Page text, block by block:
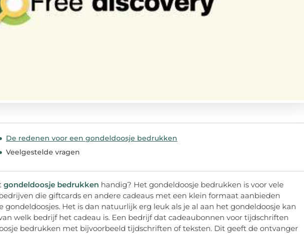
De redenen voor een gondeldoosje bedrukken
Veelgestelde vragen
gondeldoosje bedrukken handig? Het gondeldoosje bedrukken is voor vele
die giftcards en andere cadeaus met een klein formaat aanbieden
gondeldoosjes. Het is dan natuurlijk erg leuk als je al aan het gondeldoosje kan
welk bedrijf het cadeau is. Een bedrijf dat cadeaubonnen voor tijdschriften
bedrukken met bijvoorbeeld tijdschriften of teksten. Dit geeft de ontvanger